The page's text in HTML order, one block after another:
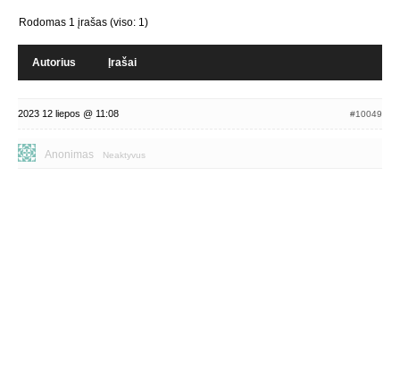
Rodomas 1 įrašas (viso: 1)
Autorius Įrašai
2023 12 liepos @ 11:08 #10049
Anonimas Neaktyvus